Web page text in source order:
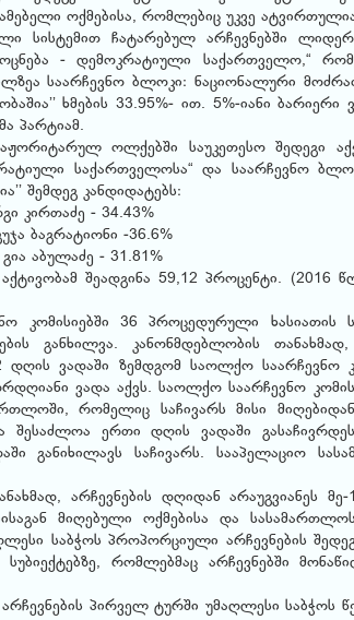
ოქმებისა, რომლებიც უკვე
სისტემით ჩატარებულ არჩევნებში
- დემოკრატიული საქართველო,“
საარჩევნო ბლოკი: ნაციონალური
ხმების 33.95%- ით. 5%-იანი
პარტიამ.
ოლქებში საუკეთესო შედეგი
საქართველოსა“ და საარჩევნო
შემდეგ კანდიდატებს:
კირთაძე - 34.43%
ბაგრატიონი -36.6%
აბულაძე - 31.81%
შეადგინა 59,12 პროცენტი. (2016
36 პროცედურული ხასიათის
განხილვა. კანონმდებლობის
დღის ვადაში ზემდგომ საოლქო საარჩევნო
ვადა აქვს. საოლქო საარჩევნო
რომელიც საჩივარს მისი
შესაძლოა ერთი დღის ვადაში
განიხილავს საჩივარს. სააპელაციო
არჩევნების დღიდან არაუგვიანეს
მიღებული ოქმებისა და
საბჭოს პროპორციული არჩევნების
რომლებმაც არჩევნებში
პირველ ტურში უმაღლესი საბჭოს